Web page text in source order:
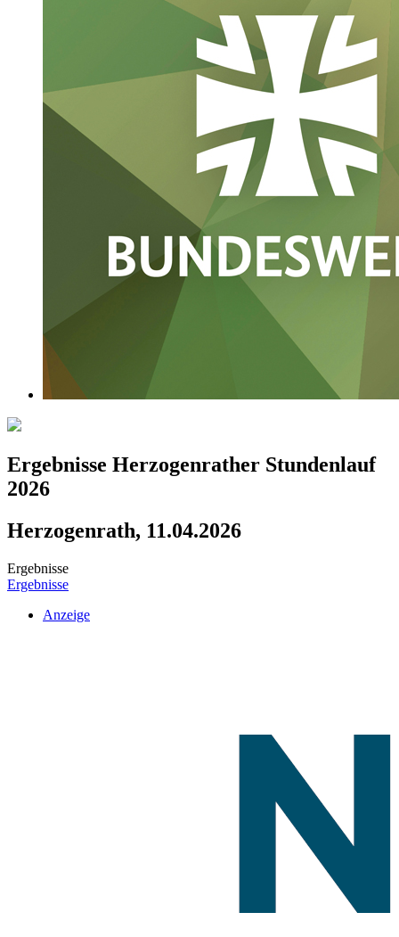
Ergebnisse Herzogenrather Stundenlauf
2026
Herzogenrath, 11.04.2026
Ergebnisse
Ergebnisse
Anzeige